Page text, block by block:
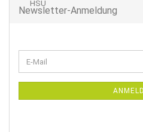
Newsletter-Anmeldung
ZUR
E-
Mail